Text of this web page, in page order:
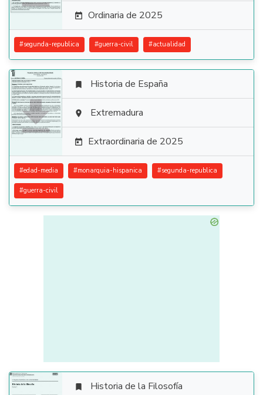
 Ordinaria de 2025
#segunda-republica #guerra-civil #actualidad

 Historia de España
 Extremadura
 Extraordinaria de 2025
#edad-media #monarquia-hispanica #segunda-republica
#guerra-civil
 Historia de la Filosofía